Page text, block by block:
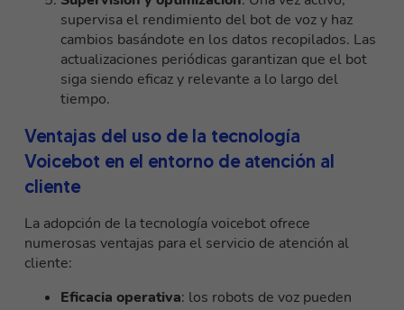
supervisa el rendimiento del bot de voz y haz
cambios basándote en los datos recopilados. Las
actualizaciones periódicas garantizan que el bot
siga siendo eficaz y relevante a lo largo del
tiempo.
Ventajas del uso de la tecnología
Voicebot en el entorno de atención al
cliente
La adopción de la tecnología voicebot ofrece
numerosas ventajas para el servicio de atención al
cliente:
Eficacia operativa: los robots de voz pueden